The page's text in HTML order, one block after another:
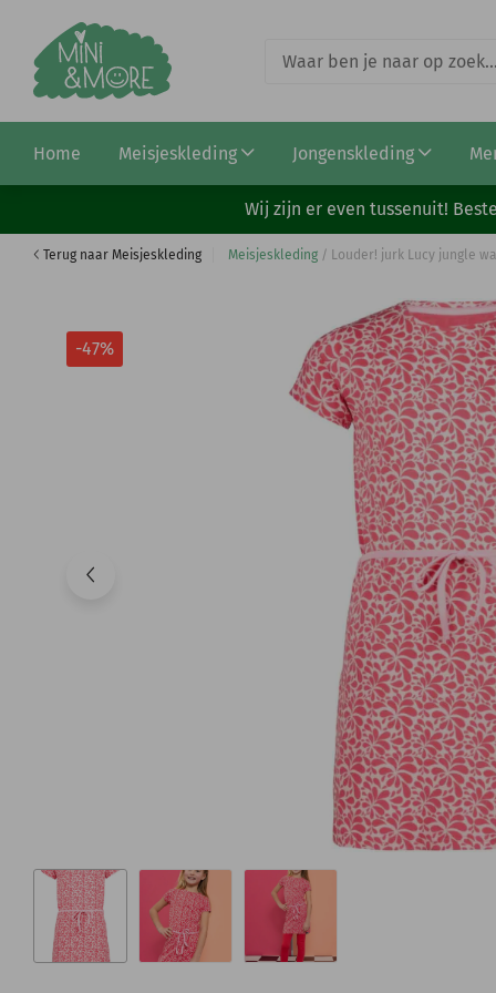
Home Meisjeskleding Jongenskleding
Wij zijn er even tussenuit!
Terug naar Meisjeskleding Meisjeskleding / Louder! jurk Lucy jungle
-47%
€ 14,95 € 7,95